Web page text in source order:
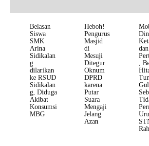
Belasan
Siswa
SMK
Arina
Sidikalan
g
dilarikan
ke RSUD
Sidikalan
g, Diduga
Akibat
Konsumsi
MBG
Heboh!
Pengurus
Masjid
di
Mesuji
Ditegur
Oknum
DPRD
karena
Putar
Suara
Mengaji
Jelang
Azan
dan
,